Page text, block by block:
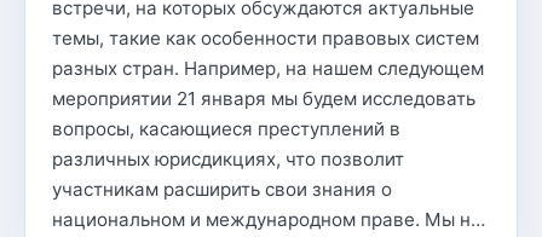
встречи, на которых обсуждаются актуальные
темы, такие как особенности правовых систем
разных стран. Например, на нашем следующем
мероприятии 21 января мы будем исследовать
вопросы, касающиеся преступлений в
различных юрисдикциях, что позволит
участникам расширить свои знания о
национальном и международном праве. Мы н…